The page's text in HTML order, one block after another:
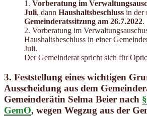
1. Vorberatung im
Juli, dann Haushaltsbeschluss in der
Gemeinderatssitzung am 26.7.2022.
2. Vorberatung im
Haushaltsbeschluss in einer
Juli.
Der Gemeinderat spricht sich für
3. Feststellung eines wichtigen
Ausscheidung aus dem
Gemeinderätin Selma Beier nach
GemO, wegen Wegzug aus der